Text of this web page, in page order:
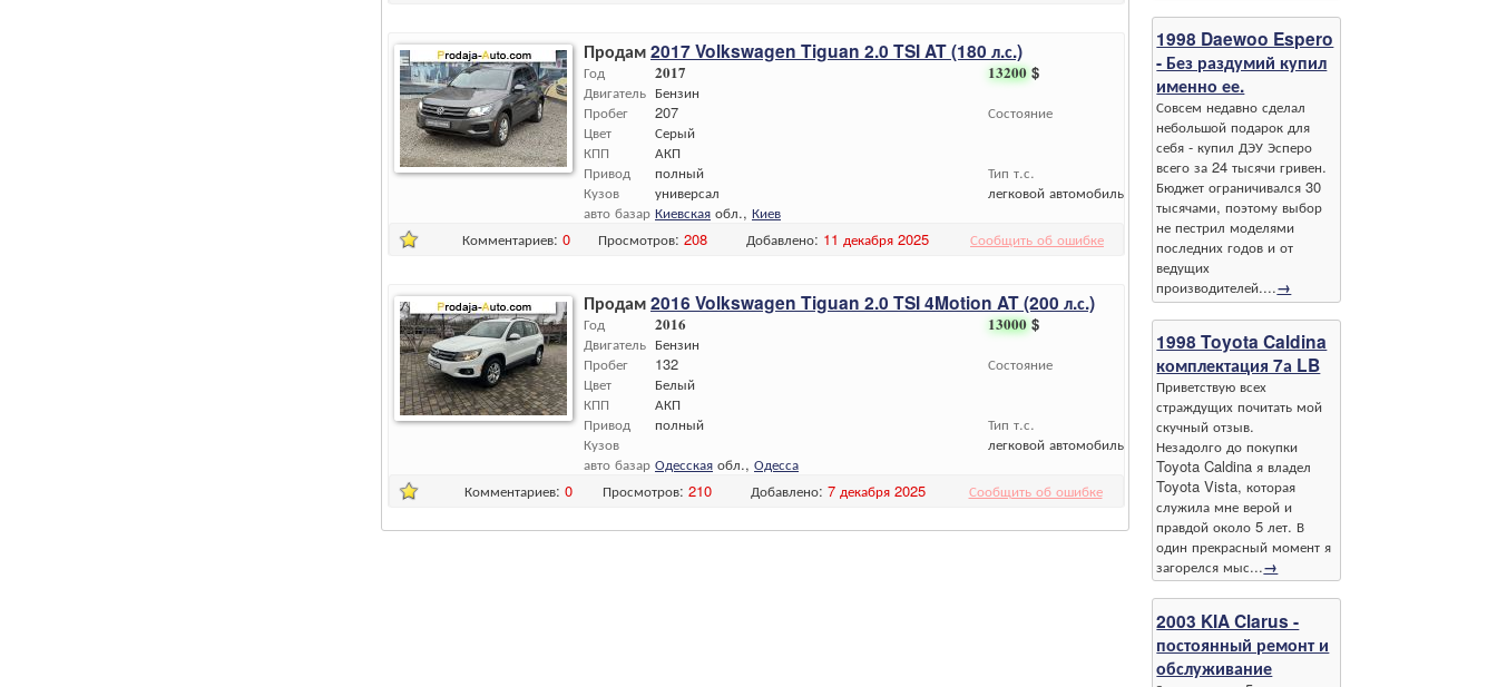
Продам2017 Volkswagen Tiguan 2.0 TSI AT (180 л.с.)
13200 $
Состояние
Тип т.с.
легковой автомобиль
Год
Двигатель
Пробег
Цвет
КПП
Привод
Кузов
авто базар
2017
Бензин
207
Серый
АКП
полный
универсал
Киевская обл., Киев
Комментариев: 0 Просмотров: 208 Добавлено: 11 декабря 2025 Сообщить об ошибке
Продам2016 Volkswagen Tiguan 2.0 TSI 4Motion AT (200 л.с.)
13000 $
Состояние
Тип т.с.
легковой автомобиль
Год
Двигатель
Пробег
Цвет
КПП
Привод
Кузов
авто базар
2016
Бензин
132
Белый
АКП
полный
Одесская обл., Одесса
Комментариев: 0 Просмотров: 210 Добавлено: 7 декабря 2025 Сообщить об ошибке
1998 Daewoo Espero
- Без раздумий купил
именно ее.
Совсем недавно сделал
небольшой подарок для
себя - купил ДЭУ Эсперо
всего за 24 тысячи гривен.
Бюджет ограничивался 30
тысячами, поэтому выбор
не пестрил моделями
последних годов и от
ведущих
производителей....→
1998 Toyota Caldina
комплектация 7а LB
Приветствую всех
страждущих почитать мой
скучный отзыв.
Незадолго до покупки
Toyota Caldina я владел
Toyota Vista, которая
служила мне верой и
правдой около 5 лет. В
один прекрасный момент я
загорелся мыс...→
2003 KIA Clarus -
постоянный ремонт и
обслуживание